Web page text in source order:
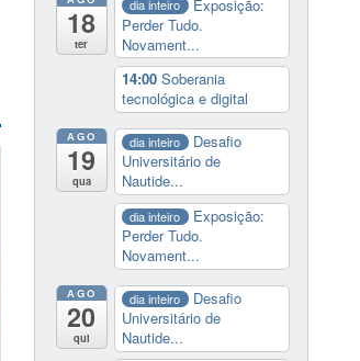
18
ter
dia inteiro
Exposição:
Perder Tudo.
Novament...
14:00 Soberania
tecnológica e digital
AGO
19
qua
dia inteiro
Desafio
Universitário de
Nautide...
dia inteiro
Exposição:
Perder Tudo.
Novament...
AGO
20
qui
dia inteiro
Desafio
Universitário de
Nautide...